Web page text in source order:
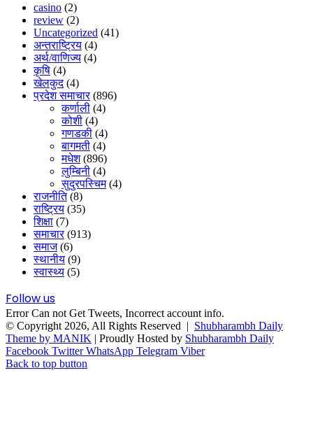
casino (2)
review (2)
Uncategorized (41)
अन्तराष्ट्रिय (4)
अर्थ/वाणिज्य (4)
कृषि (4)
खेलकुद(4)
प्रदेश समाचार(896)
कर्णाली (4)
कोशी (4)
गणडकी (4)
बागमती (4)
मधेश(896)
लुम्बिनी (4)
सुदुरपस्चिम(4)
राजनीति(8)
राष्ट्रिय (35)
शिक्षा (7)
समाचार(913)
समाज(6)
स्थानीय (9)
स्वास्थ्य (5)
Follow us
Error Can not Get Tweets, Incorrect account info.
© Copyright 2026, All Rights Reserved | Shubharambh Daily
Theme by MANIK | Proudly Hosted by Shubharambh Daily
Facebook Twitter WhatsApp Telegram Viber
Back to top button